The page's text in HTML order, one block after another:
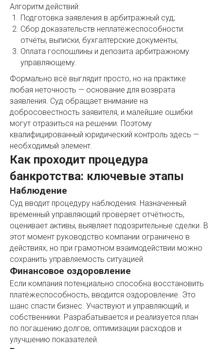
Алгоритм действий:
Подготовка заявления в арбитражный суд;
Сбор доказательств неплатёжеспособности:
отчёты, выписки, бухгалтерские документы;
Оплата госпошлины и депозита арбитражному
управляющему.
Формально всё выглядит просто, но на практике
любая неточность — основание для возврата
заявления. Суд обращает внимание на
добросовестность заявителя, и малейшие ошибки
могут отразиться на решении. Поэтому
квалифицированный юридический контроль здесь —
необходимый элемент.
Как проходит процедура
банкротства: ключевые этапы
Наблюдение
Суд вводит процедуру наблюдения. Назначенный
временный управляющий проверяет отчётность,
оценивает активы, выявляет подозрительные сделки. В
этот момент руководство компании ограничено в
действиях, но при грамотном взаимодействии можно
сохранить управляемость ситуацией.
Финансовое оздоровление
Если компания потенциально способна восстановить
платёжеспособность, вводится оздоровление. Это
шанс спасти бизнес. Участвуют и управляющий, и
собственники. Разрабатывается и реализуется план
по погашению долгов, оптимизации расходов и
улучшению показателей.